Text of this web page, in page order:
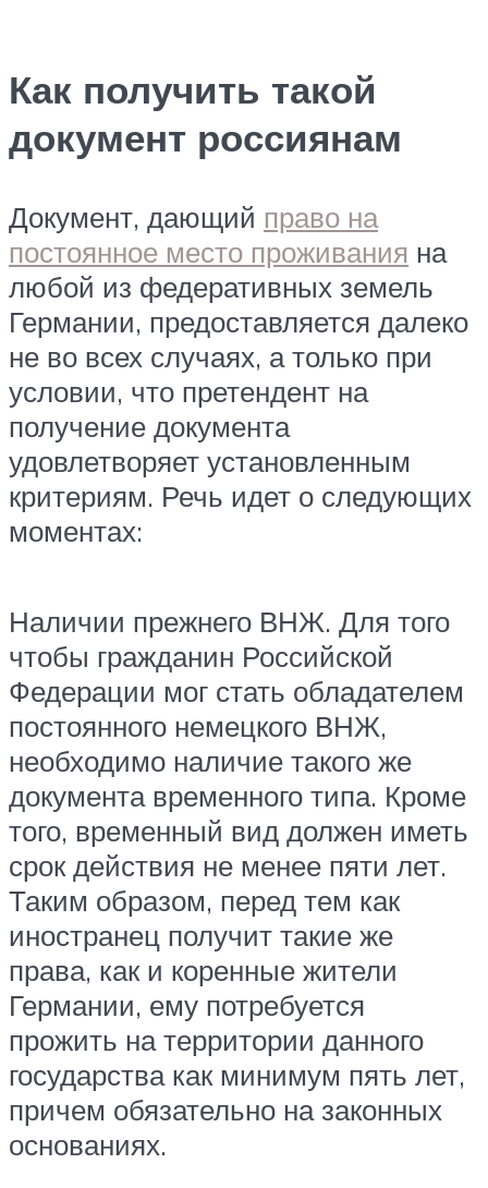
Как получить такой
документ россиянам
Документ, дающий право на
постоянное место проживания на
любой из федеративных земель
Германии, предоставляется далеко
не во всех случаях, а только при
условии, что претендент на
получение документа
удовлетворяет установленным
критериям. Речь идет о следующих
моментах:
Наличии прежнего ВНЖ. Для того
чтобы гражданин Российской
Федерации мог стать обладателем
постоянного немецкого ВНЖ,
необходимо наличие такого же
документа временного типа. Кроме
того, временный вид должен иметь
срок действия не менее пяти лет.
Таким образом, перед тем как
иностранец получит такие же
права, как и коренные жители
Германии, ему потребуется
прожить на территории данного
государства как минимум пять лет,
причем обязательно на законных
основаниях.